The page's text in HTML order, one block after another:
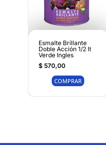
Esmalte Brillante
Doble Acción 1/2 lt
Verde Ingles
$570,00
COMPRAR